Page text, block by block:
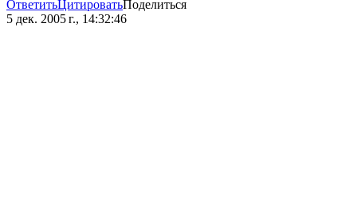
ОтветитьЦитироватьПоделиться
5 дек. 2005 г., 14:32:46